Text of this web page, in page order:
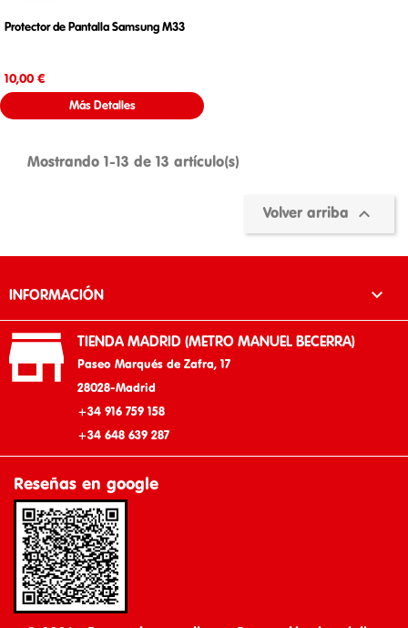
Protector de Pantalla Samsung M33
10,00 €
Más Detalles
Mostrando 1-13 de 13 artículo(s)
Volver arriba 
INFORMACIÓN 
 TIENDA MADRID (METRO MANUEL BECERRA)
Paseo Marqués de Zafra, 17
28028-Madrid
+34 916 759 158
+34 648 639 287
Reseñas en google